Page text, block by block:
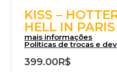
KISS –
HELL IN PARIS
mais informações
Politicas de trocas e
399.00R$